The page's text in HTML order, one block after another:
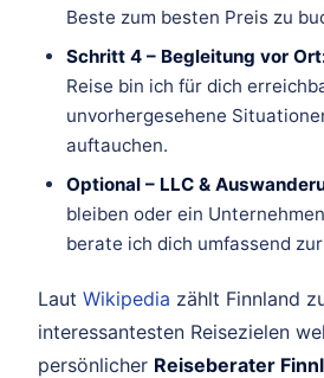
Beste zum besten Preis zu
Schritt 4 – Begleitung vor
Reise bin ich für dich
unvorhergesehene
auftauchen.
Optional – LLC &
bleiben oder ein
berate ich dich umfassend zur
Laut Wikipedia zählt Finnland
interessantesten Reisezielen
persönlicher Reiseberater